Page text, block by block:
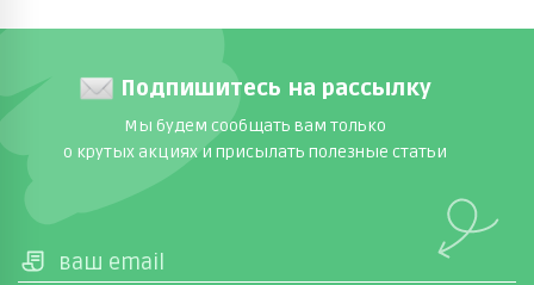
Подпишитесь на рассылку
Мы будем сообщать вам только
о крутых акциях и присылать полезные статьи